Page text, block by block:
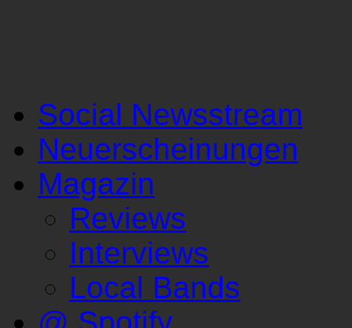
Social Newsstream
Neuerscheinungen
Magazin
Reviews
Interviews
Local Bands